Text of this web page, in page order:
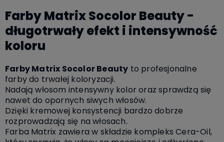
Farby Matrix Socolor Beauty -
długotrwały efekt i intensywność
koloru
Farby Matrix Socolor Beauty to profesjonalne
farby do trwałej koloryzacji.
Nadają włosom intensywny kolor oraz sprawdzą się
nawet do opornych siwych włosów.
Dzięki kremowej konsystencji bardzo dobrze
rozprowadzają się na włosach.
Farba Matrix zawiera w składzie kompleks Cera-Oil,